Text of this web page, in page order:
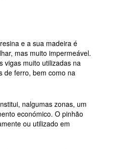
e a sua madeira é
mas muito impermeável.
vigas muito utilizadas na
de ferro, bem como na
nalgumas zonas, um
económico. O pinhão
ou utilizado em